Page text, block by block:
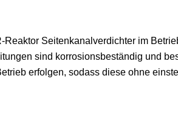
Seitenkanalverdichter im
sind korrosionsbeständig und
erfolgen, sodass diese ohne